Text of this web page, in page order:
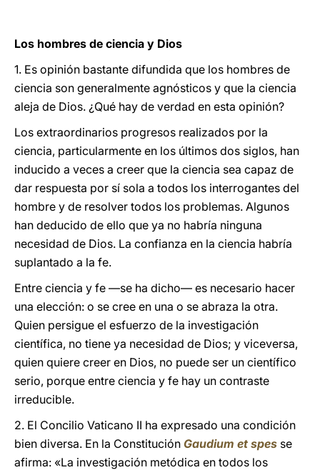
Los hombres de ciencia y Dios
1. Es opinión bastante difundida que los hombres de
ciencia son generalmente agnósticos y que la ciencia
aleja de Dios. ¿Qué hay de verdad en esta opinión?
Los extraordinarios progresos realizados por la
ciencia, particularmente en los últimos dos siglos, han
inducido a veces a creer que la ciencia sea capaz de
dar respuesta por sí sola a todos los interrogantes del
hombre y de resolver todos los problemas. Algunos
han deducido de ello que ya no habría ninguna
necesidad de Dios. La confianza en la ciencia habría
suplantado a la fe.
Entre ciencia y fe —se ha dicho— es necesario hacer
una elección: o se cree en una o se abraza la otra.
Quien persigue el esfuerzo de la investigación
científica, no tiene ya necesidad de Dios; y viceversa,
quien quiere creer en Dios, no puede ser un científico
serio, porque entre ciencia y fe hay un contraste
irreducible.
2. El Concilio Vaticano II ha expresado una condición
bien diversa. En la Constitución Gaudium et spes se
afirma: «La investigación metódica en todos los